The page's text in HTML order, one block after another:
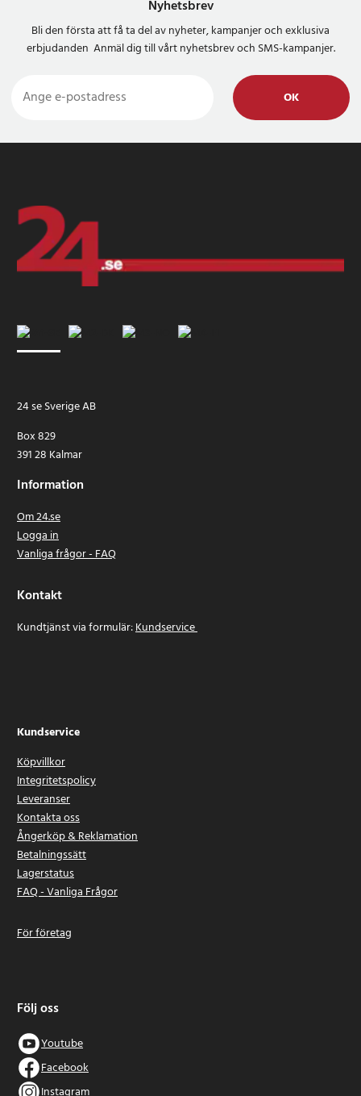
Nyhetsbrev
Bli den första att få ta del av nyheter, kampanjer och exklusiva
erbjudanden Anmäl dig till vårt nyhetsbrev och SMS-kampanjer.
OK
24 se Sverige AB
Box 829
391 28 Kalmar
Information
Om 24.se
Logga in
Vanliga frågor - FAQ
Kontakt
Kundtjänst via formulär:Kundservice
Kundservice
Köpvillkor
Integritetspolicy
Leveranser
Kontakta oss
Ångerköp & Reklamation
Betalningssätt
Lagerstatus
FAQ - Vanliga Frågor
För företag
Följ oss
Youtube
Facebook
Instagram